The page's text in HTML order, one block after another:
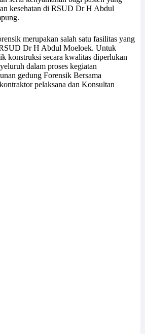
kesehatan di RSUD Dr H Abdul
merupakan salah satu fasilitas yang
Dr H Abdul Moeloek. Untuk
konstruksi secara kwalitas diperlukan
dalam proses kegiatan
gedung Forensik Bersama
pelaksana dan Konsultan